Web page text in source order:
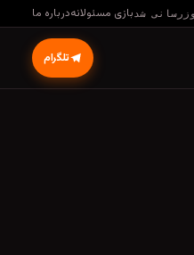
بازی مسئولانهدرباره ما
تلگرام